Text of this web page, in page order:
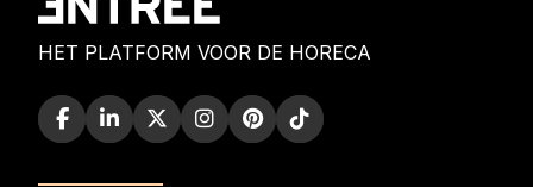
HET PLATFORM VOOR DE HORECA